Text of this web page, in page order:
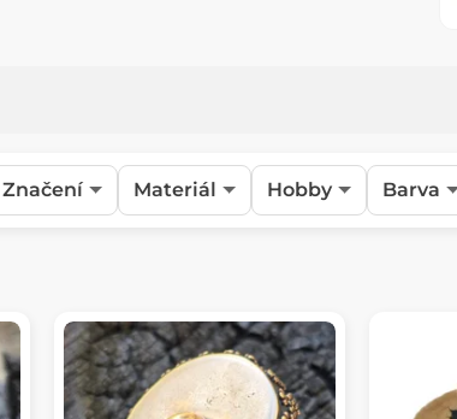
Značení Materiál Hobby Barva